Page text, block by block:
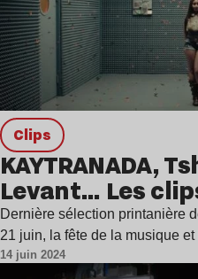
clips
KAYTRANADA,
Levant… Les
Dernière sélection printanière
21 juin, la fête de la musique
14 juin 2024